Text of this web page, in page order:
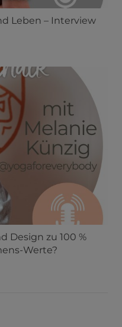
Leben – Interview
Design zu 100 %
Werte?